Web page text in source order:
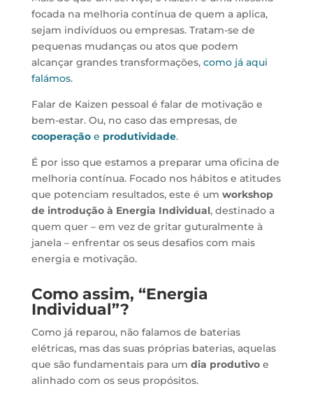
focada na melhoria contínua de quem a aplica,
sejam indivíduos ou empresas. Tratam-se de
pequenas mudanças ou atos que podem
alcançar grandes transformações, como já aqui
falámos.
Falar de Kaizen pessoal é falar de motivação e
bem-estar. Ou, no caso das empresas, de
cooperaçãoe produtividade.
É por isso que estamos a preparar uma oficina de
melhoria contínua. Focado nos hábitos e atitudes
que potenciam resultados, este é um workshop
de introdução à Energia Individual, destinado a
quem quer – em vez de gritar guturalmente à
janela – enfrentar os seus desafios com mais
energia e motivação.
Como assim, “Energia
Individual”?
Como já reparou, não falamos de baterias
elétricas, mas das suas próprias baterias, aquelas
que são fundamentais para um dia produtivoe
alinhado com os seus propósitos.